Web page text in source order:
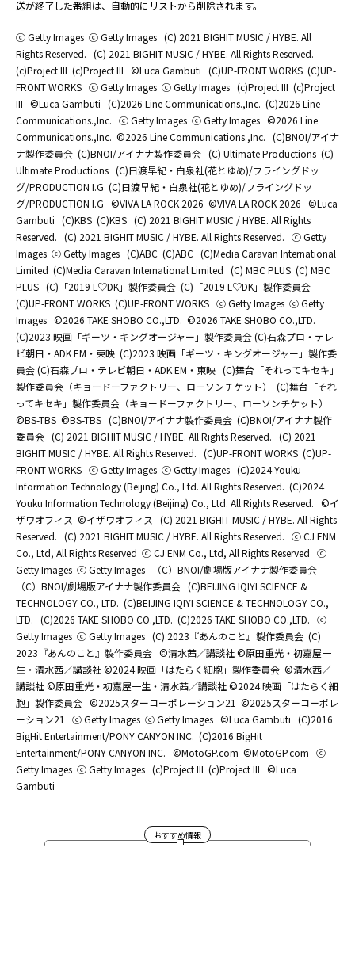
送が終了した番組は、自動的にリストから削除されます。
ⓒ Getty Images ⓒ Getty Images (C) 2021 BIGHIT MUSIC / HYBE. All
Rights Reserved. (C) 2021 BIGHIT MUSIC / HYBE. All Rights Reserved.
(c)Project III (c)Project III ©Luca Gambuti (C)UP-FRONT WORKS (C)UP-
FRONT WORKS ⓒ Getty Images ⓒ Getty Images (c)Project III (c)Project
III ©Luca Gambuti (C)2026 Line Communications.,Inc. (C)2026 Line
Communications.,Inc. ⓒ Getty Images ⓒ Getty Images ©2026 Line
Communications.,Inc. ©2026 Line Communications.,Inc. (C)BNOI/アイナ
ナ製作委員会 (C)BNOI/アイナナ製作委員会 (C) Ultimate Productions (C)
Ultimate Productions (C)日渡早紀・白泉社(花とゆめ)/フライングドッ
グ/PRODUCTION I.G (C)日渡早紀・白泉社(花とゆめ)/フライングドッ
グ/PRODUCTION I.G ©️VIVA LA ROCK 2026 ©️VIVA LA ROCK 2026 ©Luca
Gambuti (C)KBS (C)KBS (C) 2021 BIGHIT MUSIC / HYBE. All Rights
Reserved. (C) 2021 BIGHIT MUSIC / HYBE. All Rights Reserved. ⓒ Getty
Images ⓒ Getty Images (C)ABC (C)ABC (C)Media Caravan International
Limited (C)Media Caravan International Limited (C) MBC PLUS (C) MBC
PLUS (C)「2019 L♡DK」製作委員会 (C)「2019 L♡DK」製作委員会
(C)UP-FRONT WORKS (C)UP-FRONT WORKS ⓒ Getty Images ⓒ Getty
Images ©2026 TAKE SHOBO CO.,LTD. ©2026 TAKE SHOBO CO.,LTD.
(C)2023 映画「ギーツ・キングオージャー」製作委員会 (C)石森プロ・テレ
ビ朝日・ADK EM・東映 (C)2023 映画「ギーツ・キングオージャー」製作委
員会 (C)石森プロ・テレビ朝日・ADK EM・東映 (C)舞台「それってキセキ」
製作委員会（キョードーファクトリー、ローソンチケット）
(C)舞台「それ
ってキセキ」製作委員会（キョードーファクトリー、ローソンチケット）
©BS-TBS ©BS-TBS (C)BNOI/アイナナ製作委員会 (C)BNOI/アイナナ製作
委員会 (C) 2021 BIGHIT MUSIC / HYBE. All Rights Reserved. (C) 2021
BIGHIT MUSIC / HYBE. All Rights Reserved. (C)UP-FRONT WORKS (C)UP-
FRONT WORKS ⓒ Getty Images ⓒ Getty Images (C)2024 Youku
Information Technology (Beijing) Co., Ltd. All Rights Reserved. (C)2024
Youku Information Technology (Beijing) Co., Ltd. All Rights Reserved. ©イ
ザワオフィス ©イザワオフィス
(C) 2021 BIGHIT MUSIC / HYBE. All Rights
Reserved. (C) 2021 BIGHIT MUSIC / HYBE. All Rights Reserved. ⓒ CJ ENM
Co., Ltd, All Rights Reserved ⓒ CJ ENM Co., Ltd, All Rights Reserved ⓒ
Getty Images ⓒ Getty Images
（C）BNOI/劇場版アイナナ製作委員会
（C）BNOI/劇場版アイナナ製作委員会 (C)BEIJING IQIYI SCIENCE &
TECHNOLOGY CO., LTD. (C)BEIJING IQIYI SCIENCE & TECHNOLOGY CO.,
LTD. (C)2026 TAKE SHOBO CO.,LTD. (C)2026 TAKE SHOBO CO.,LTD. ⓒ
Getty Images ⓒ Getty Images (C) 2023『あんのこと』製作委員会 (C)
2023『あんのこと』製作委員会 ©清水茜／講談社 ©原田重光・初嘉屋一
生・清水茜／講談社 ©2024 映画「はたらく細胞」製作委員会 ©清水茜／
講談社 ©原田重光・初嘉屋一生・清水茜／講談社 ©2024 映画「はたらく細
胞」製作委員会 ©2025スターコーポレーション21 ©2025スターコーポレ
ーション21
ⓒ Getty Images ⓒ Getty Images ©Luca Gambuti (C)2016
BigHit Entertainment/PONY CANYON INC. (C)2016 BigHit
Entertainment/PONY CANYON INC. ©MotoGP.com ©MotoGP.com ⓒ
Getty Images ⓒ Getty Images (c)Project III (c)Project III ©Luca
Gambuti
おすすめ情報